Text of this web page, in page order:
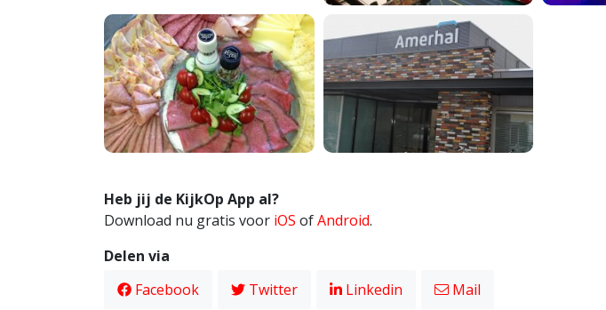
Heb jij de KijkOp App al?
Download nu gratis voor iOS ofAndroid.
Delen via
Facebook
Twitter Linkedin Mail